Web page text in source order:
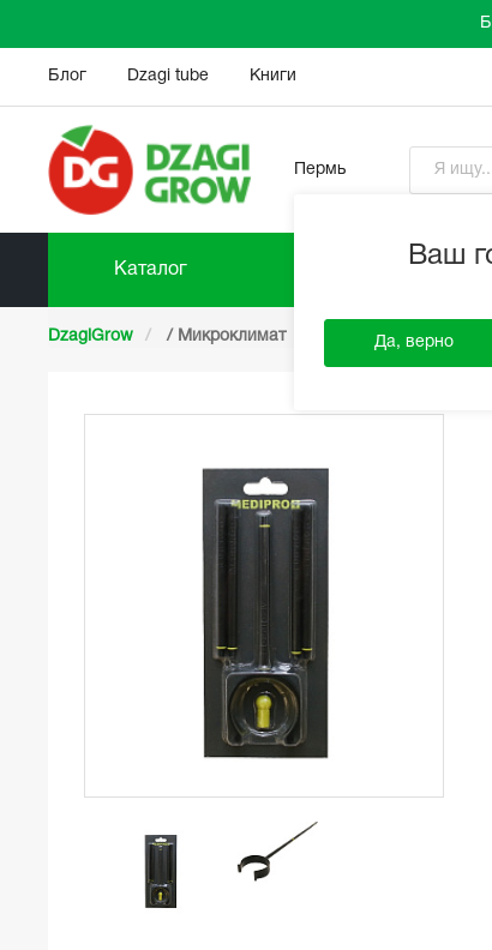
Блог Dzagi tube Книги
Пермь
Ваш
Да, верно
Каталог
DzagiGrow / Микроклимат Измерительные